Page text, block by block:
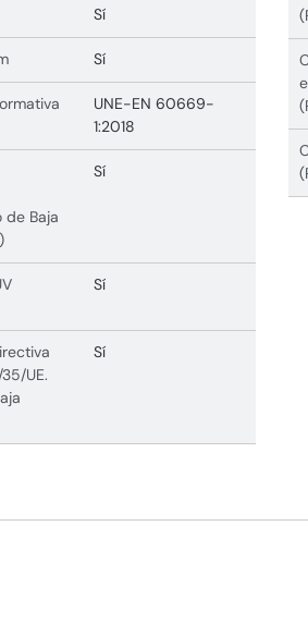
Sí
Sí
UNE-EN 60669-
1:2018
de Baja
Sí
Sí
UE.
Sí